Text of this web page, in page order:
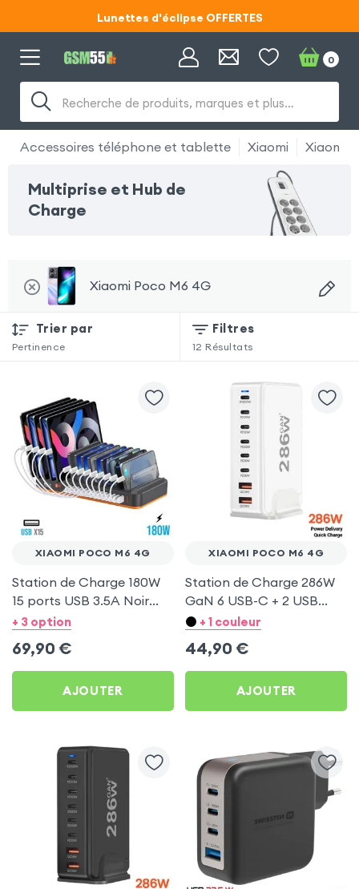
Lunettes d'éclipse OFFERTES
Code ECLIPSE55
Code ECLIPSE55
Recherche de produits, marques et plus…
0
Accessoires téléphone et tablette Xiaomi Xiaomi
Multiprise et Hub de
Charge
Xiaomi Poco M6 4G
Trier par
Pertinence
Filtres
12 Résultats
XIAOMI POCO M6 4G
Station de Charge 180W
15 ports USB 3.5A Noir
pour Xiaomi Poco M6 4G
+ 3 option
69,90 €
AJOUTER
XIAOMI POCO M6 4G
Station de Charge 286W
GaN 6 USB-C + 2 USB
Blanc pour Xiaomi Poco
+ 1 couleur
44,90 €
AJOUTER